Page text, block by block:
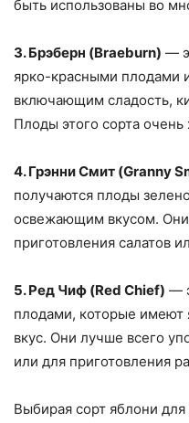
быть использованы во
3. Брэберн (Braeburn) —
ярко-красными плодами
включающим сладость,
Плоды этого сорта очень
4. Грэнни Смит (Granny
получаются плоды
освежающим вкусом. Они
приготовления салатов
5. Ред Чиф (Red Chief) —
плодами, которые имеют
вкус. Они лучше всего
или для приготовления
Выбирая сорт яблони